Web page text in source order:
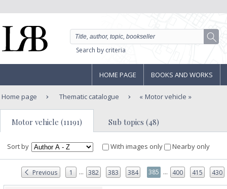
Search by criteria
HOME PAGE BOOKS AND WORKS
Home page Thematic catalogue Motor vehicle
Motor vehicle (11191) Sub topics (48)
Sort by With images only Nearby only
Previous 1 ... 382 383 384 385 ... 400 415 430